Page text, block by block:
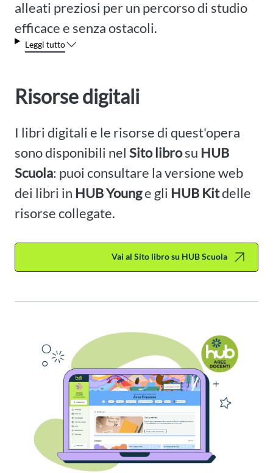
alleati preziosi per un percorso di studio
efficace e senza ostacoli.
Leggi tutto
Risorse digitali
I libri digitali e le risorse di quest'opera
sono disponibili nel Sito librosu HUB
Scuola: puoi consultare la versione web
dei libri in HUB Younge gli HUB Kitdelle
risorse collegate.
Vai al Sito libro su HUB Scuola